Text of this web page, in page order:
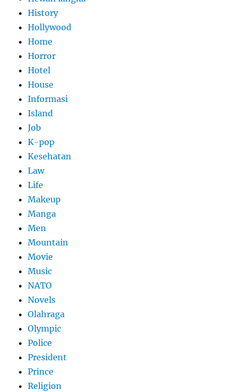
History
Hollywood
Home
Horror
Hotel
House
Informasi
Island
Job
K-pop
Kesehatan
Law
Life
Makeup
Manga
Men
Mountain
Movie
Music
NATO
Novels
Olahraga
Olympic
Police
President
Prince
Religion